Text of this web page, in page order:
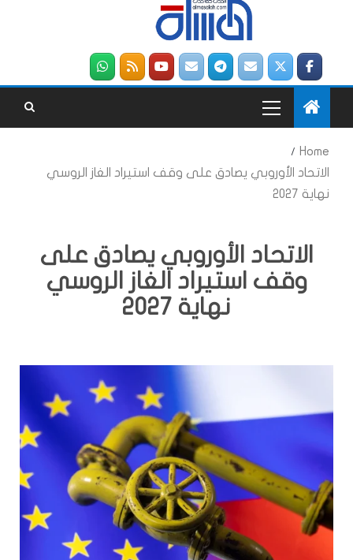
Home
الاتحاد الأوروبي يصادق على وقف استيراد الغاز الروسي
نهاية 2027
الاتحاد الأوروبي يصادق على
وقف استيراد الغاز الروسي
نهاية 2027